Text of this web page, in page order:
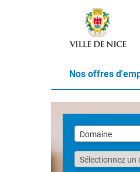
Nos offres
Liste
des
domaines
Domaine
Fonction
Sélectionnez un